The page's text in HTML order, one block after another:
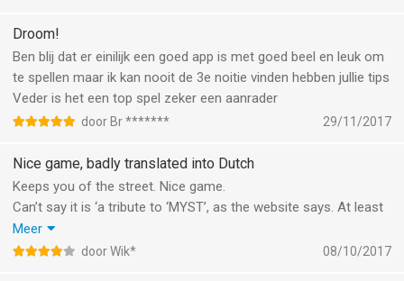
Droom!
Ben blij dat er einilijk een goed app is met goed beel en leuk om
te spellen maar ik kan nooit de 3e noitie vinden hebben jullie tips
Veder is het een top spel zeker een aanrader
door Br ******* 29/11/2017
Nice game, badly translated into Dutch
Keeps you of the street. Nice game.
Can’t say it is ‘a tribute to ‘MYST’, as the website says. At least
MYST did have an end, and it was more of a real world. Here it
is just puzzles.
Meer
door Wik* 08/10/2017